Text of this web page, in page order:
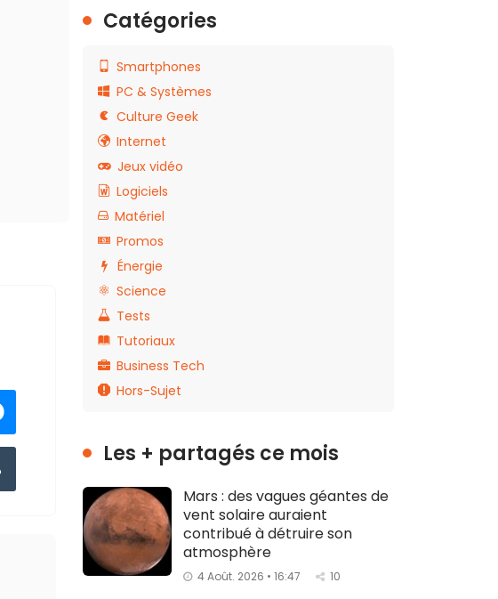
Catégories
Smartphones
PC & Systèmes
Culture Geek
Internet
Jeux vidéo
Logiciels
Matériel
Promos
Énergie
Science
Tests
Tutoriaux
Business Tech
Hors-Sujet
Les + partagés ce mois
Mars : des vagues géantes de
vent solaire auraient
contribué à détruire son
atmosphère
4 Août. 2026 • 16:47 10